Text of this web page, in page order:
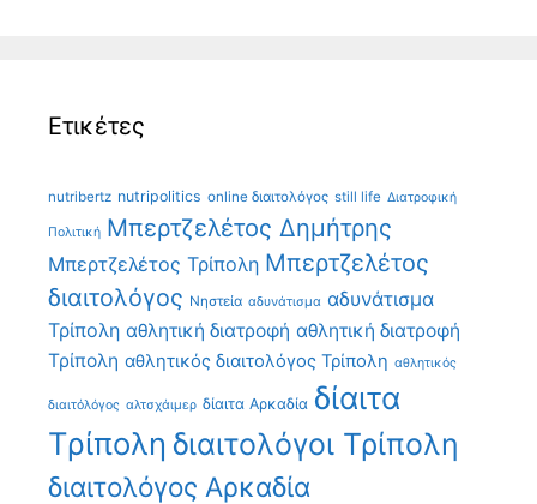
Ετικέτες
nutribertz nutripolitics online διαιτολόγος still life Διατροφική
Πολιτική Μπερτζελέτος Δημήτρης
Μπερτζελέτος Τρίπολη Μπερτζελέτος
διαιτολόγος Νηστεία αδυνάτισμα αδυνάτισμα
Τρίπολη αθλητική διατροφή αθλητική διατροφή
Τρίπολη αθλητικός διαιτολόγος Τρίπολη αθλητικός
διαιτόλόγος αλτσχάιμερ δίαιτα Αρκαδία δίαιτα
Τρίπολη διαιτολόγοι Τρίπολη
διαιτολόγος Αρκαδία